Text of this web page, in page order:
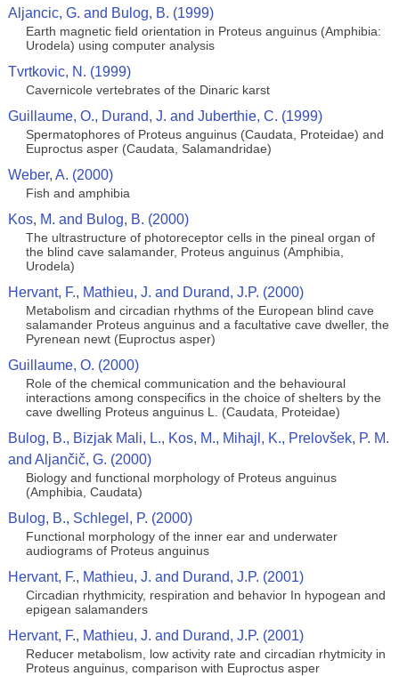
Aljancic, G. and Bulog, B. (1999)
Earth magnetic field orientation in Proteus anguinus (Amphibia:
Urodela) using computer analysis
Tvrtkovic, N. (1999)
Cavernicole vertebrates of the Dinaric karst
Guillaume, O., Durand, J. and Juberthie, C. (1999)
Spermatophores of Proteus anguinus (Caudata, Proteidae) and
Euproctus asper (Caudata, Salamandridae)
Weber, A. (2000)
Fish and amphibia
Kos, M. and Bulog, B. (2000)
The ultrastructure of photoreceptor cells in the pineal organ of
the blind cave salamander, Proteus anguinus (Amphibia,
Urodela)
Hervant, F., Mathieu, J. and Durand, J.P. (2000)
Metabolism and circadian rhythms of the European blind cave
salamander Proteus anguinus and a facultative cave dweller, the
Pyrenean newt (Euproctus asper)
Guillaume, O. (2000)
Role of the chemical communication and the behavioural
interactions among conspecifics in the choice of shelters by the
cave dwelling Proteus anguinus L. (Caudata, Proteidae)
Bulog, B., Bizjak Mali, L., Kos, M., Mihajl, K., Prelovšek, P. M.
and Aljančič, G. (2000)
Biology and functional morphology of Proteus anguinus
(Amphibia, Caudata)
Bulog, B., Schlegel, P. (2000)
Functional morphology of the inner ear and underwater
audiograms of Proteus anguinus
Hervant, F., Mathieu, J. and Durand, J.P. (2001)
Circadian rhythmicity, respiration and behavior In hypogean and
epigean salamanders
Hervant, F., Mathieu, J. and Durand, J.P. (2001)
Reducer metabolism, low activity rate and circadian rhytmicity in
Proteus anguinus, comparison with Euproctus asper